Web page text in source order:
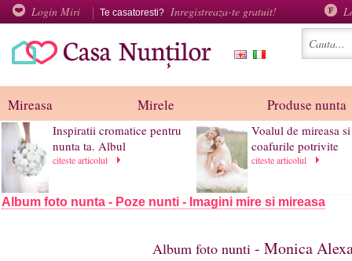
Login Miri Te casatoresti? Inregistreaza-te gratuit!
Mireasa Mirele Produse nunta
Inspiratii cromatice pentru
nunta ta. Albul
citeste articolul
Voalul de mireasa si
coafurile potrivite
citeste articolul
Album foto nunta - Poze nunti - Imagini mire si mireasa
Album foto nunti - Monica